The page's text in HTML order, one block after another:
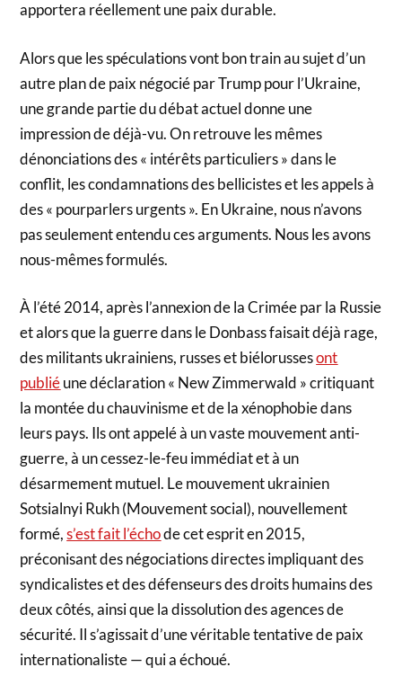
apportera réellement une paix durable.
Alors que les spéculations vont bon train au sujet d’un
autre plan de paix négocié par Trump pour l’Ukraine,
une grande partie du débat actuel donne une
impression de déjà-vu. On retrouve les mêmes
dénonciations des « intérêts particuliers » dans le
conflit, les condamnations des bellicistes et les appels à
des « pourparlers urgents ». En Ukraine, nous n’avons
pas seulement entendu ces arguments. Nous les avons
nous-mêmes formulés.
À l’été 2014, après l’annexion de la Crimée par la Russie
et alors que la guerre dans le Donbass faisait déjà rage,
des militants ukrainiens, russes et biélorussesont
publiéune déclaration « New Zimmerwald » critiquant
la montée du chauvinisme et de la xénophobie dans
leurs pays. Ils ont appelé à un vaste mouvement anti-
guerre, à un cessez-le-feu immédiat et à un
désarmement mutuel. Le mouvement ukrainien
Sotsialnyi Rukh (Mouvement social), nouvellement
formé,s’est fait l’échode cet esprit en 2015,
préconisant des négociations directes impliquant des
syndicalistes et des défenseurs des droits humains des
deux côtés, ainsi que la dissolution des agences de
sécurité. Il s’agissait d’une véritable tentative de paix
internationaliste — qui a échoué.